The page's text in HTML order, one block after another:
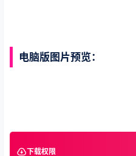
电脑版图片预览：
下载权限